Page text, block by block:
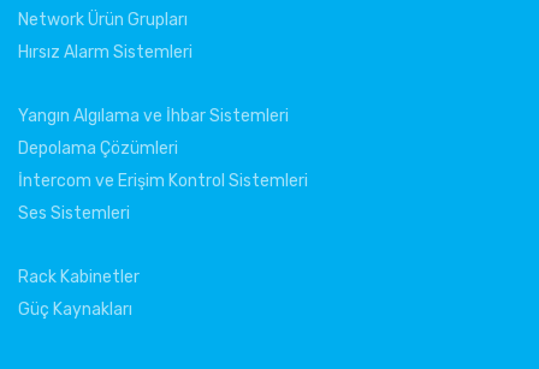
Network Ürün Grupları
Hırsız Alarm Sistemleri
Yangın Algılama ve İhbar Sistemleri
Depolama Çözümleri
İntercom ve Erişim Kontrol Sistemleri
Ses Sistemleri
Rack Kabinetler
Güç Kaynakları